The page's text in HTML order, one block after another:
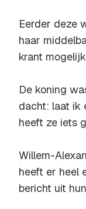
Eerder deze
haar
krant
De koning
dacht: laat ik
heeft ze iets
Willem-
heeft er heel
bericht uit